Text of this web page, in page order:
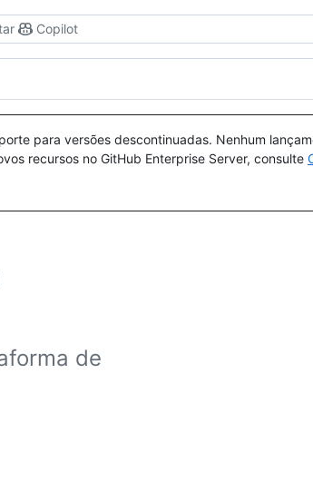
Copilot
para versões descontinuadas. Nenhum
recursos no GitHub Enterprise Server, consulte
de